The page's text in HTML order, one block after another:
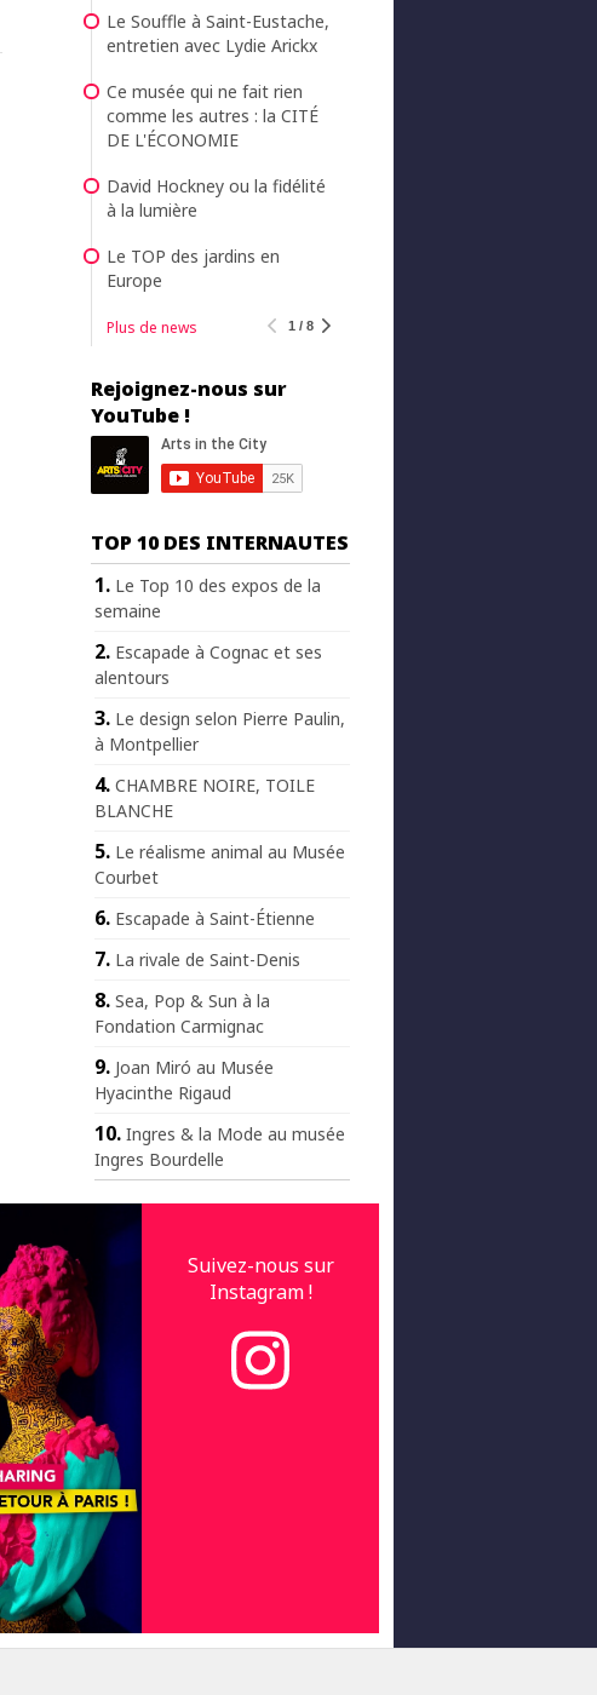
Le Souffle à Saint-Eustache,
entretien avec Lydie Arickx
Ce musée qui ne fait rien
comme les autres : la CITÉ
DE L'ÉCONOMIE
David Hockney ou la fidélité
à la lumière
Le TOP des jardins en
Europe
Plus de news 1 / 8
Rejoignez-nous sur
YouTube !
TOP 10 DES INTERNAUTES
Le Top 10 des expos de la
semaine
Escapade à Cognac et ses
alentours
Le design selon Pierre Paulin,
à Montpellier
CHAMBRE NOIRE, TOILE
BLANCHE
Le réalisme animal au Musée
Courbet
Escapade à Saint-Étienne
La rivale de Saint-Denis
Sea, Pop & Sun à la
Fondation Carmignac
Joan Miró au Musée
Hyacinthe Rigaud
Ingres & la Mode au musée
Ingres Bourdelle
Suivez-nous sur
Instagram !